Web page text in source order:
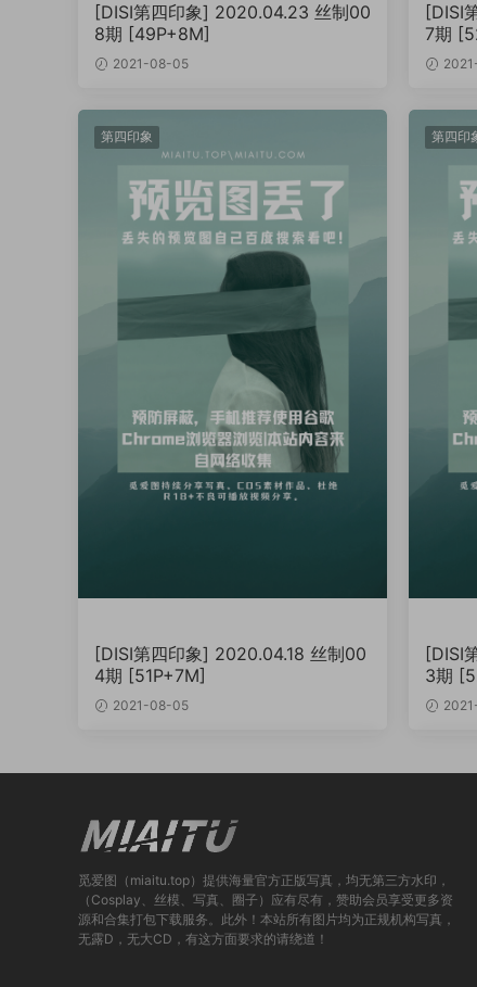
[DISI第四印象] 2020.04.23 丝制00
8期 [49P+8M]
2021-08-05
[DISI
7期
第四印象
[DISI第四印象] 2020.04.18 丝制00
4期 [51P+7M]
2021-08-05
第四印
[DISI
3期
觅爱图（miaitu.top）提供海量官方正版写真，均无第三方水印，
（Cosplay、丝模、写真、圈子）应有尽有，赞助会员享受更多资
源和合集打包下载服务。此外！本站所有图片均为正规机构写真，
无露D，无大CD，有这方面要求的请绕道！